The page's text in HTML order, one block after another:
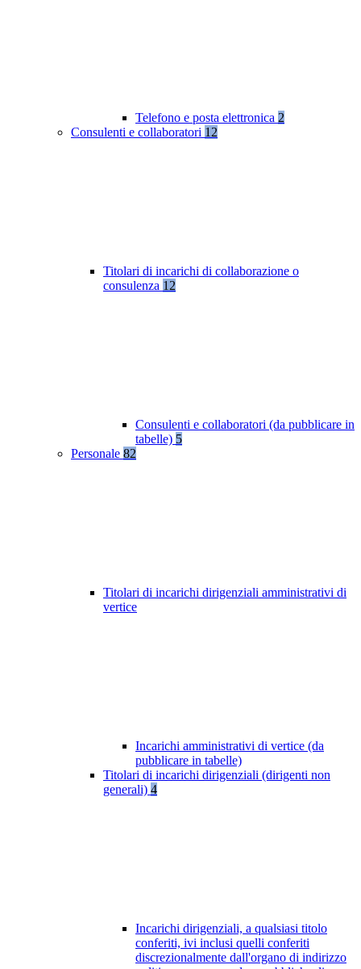
Telefono e posta elettronica 2
Consulenti e collaboratori 12
Titolari di incarichi di collaborazione o
consulenza 12
Consulenti e collaboratori (da pubblicare in
tabelle) 5
Personale 82
Titolari di incarichi dirigenziali amministrativi di
vertice
Incarichi amministrativi di vertice (da
pubblicare in tabelle)
Titolari di incarichi dirigenziali (dirigenti non
generali) 4
Incarichi dirigenziali, a qualsiasi titolo
conferiti, ivi inclusi quelli conferiti
discrezionalmente dall'organo di indirizzo